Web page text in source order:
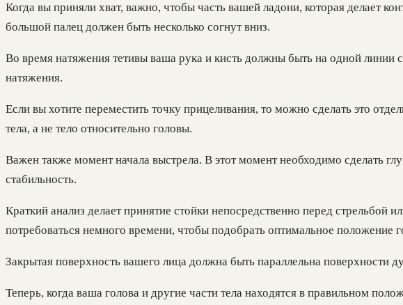
Когда вы приняли хват, важно, чтобы часть вашей ладони, которая делает
большой палец должен быть несколько согнут вниз.
Во время натяжения тетивы ваша рука и кисть должны быть на одной
натяжения.
Если вы хотите переместить точку прицеливания, то можно сделать это
тела, а не тело относительно головы.
Важен также момент начала выстрела. В этот момент необходимо сделать
стабильность.
Краткий анализ делает принятие стойки непосредственно перед
потребоваться немного времени, чтобы подобрать оптимальное положение
Закрытая поверхность вашего лица должна быть параллельна поверхности
Теперь, когда ваша голова и другие части тела находятся в правильном